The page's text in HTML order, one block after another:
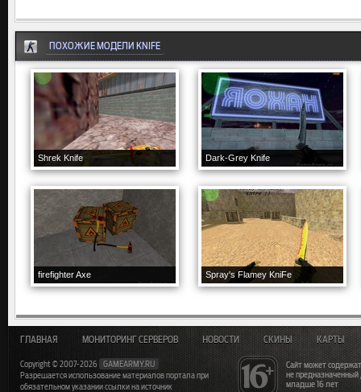
ПОХОЖИЕ МОДЕЛИ KNIFE
Shrek Knife Dark-Grey Knife
firefighter Axe Spray's Flamey KniFe
Сайт может
не
младше 16 лет
ГЛАВНАЯ МОНИТОРИНГ СЕРВЕРОВ НОВОСТИ СКИНЫ КАРТЫ
Copyright © 2007-2026
GAMEARMY.RU
Разрешается использование материалов портала при
обязательном указании ссылки на источник